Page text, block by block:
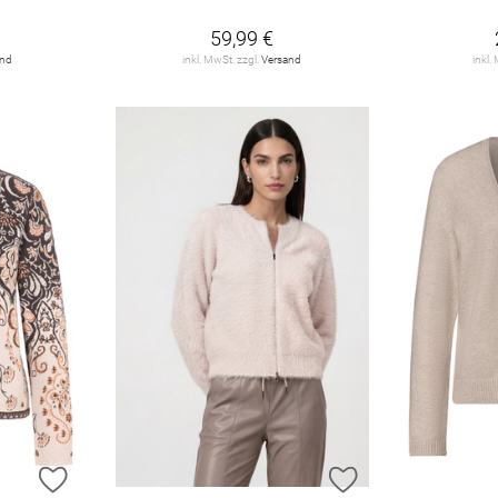
59,99 €
inkl. MwSt. zzgl.Versand inkl.
ZUR WUNSCHLISTE HINZUFÜGEN ZUR